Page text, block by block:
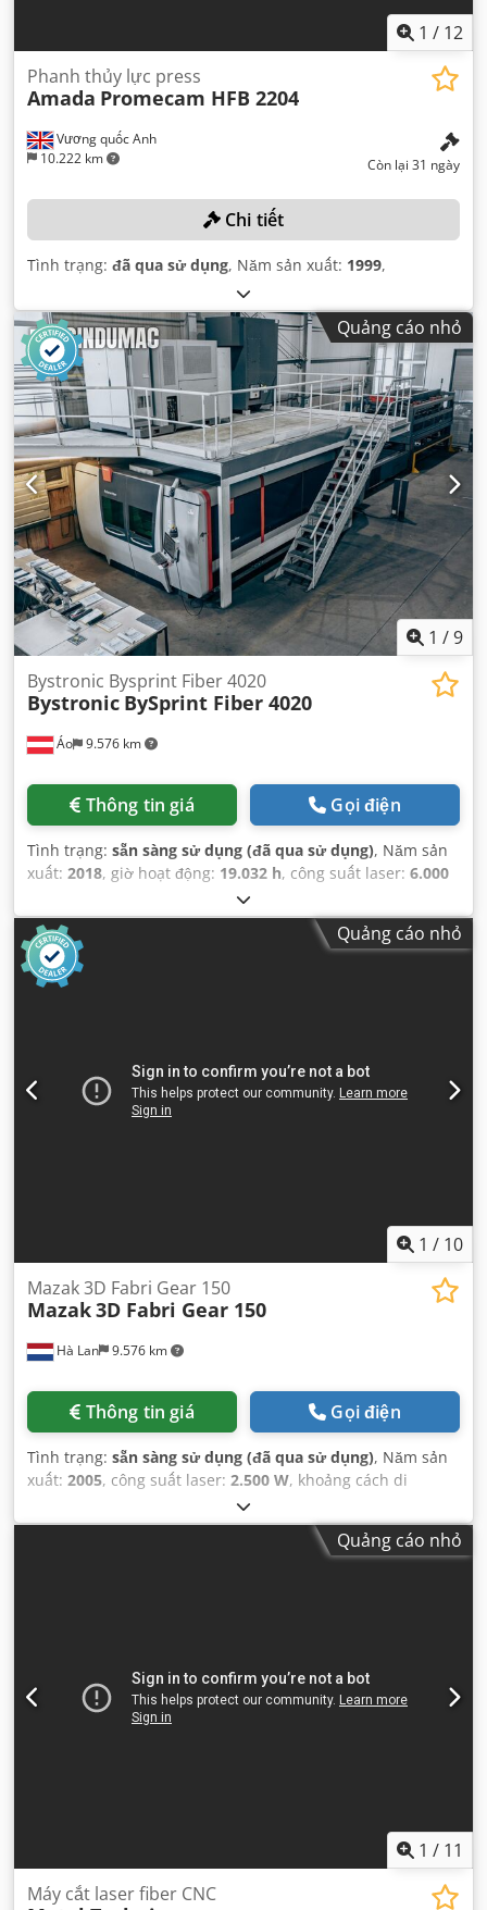
1 / 12
Vương quốc Anh
10.222 km
Phanh thủy lực press
Amada Promecam HFB 2204
Còn lại 31 ngày
Chi tiết
Tình trạng: đã qua sử dụng, Năm sản xuất: 1999,
Quảng cáo nhỏ
1 /9
Áo 9.576 km
Bystronic Bysprint Fiber 4020
Bystronic BySprint Fiber 4020
Thông tin giá Gọi điện
Tình trạng: sẵn sàng sử dụng (đã qua sử dụng), Năm sản
xuất: 2018, giờ hoạt động: 19.032 h, công suất laser: 6.000
, khoảng cách di chuyển trục X:
di chuyển trục Y:2.000 mm, số lượng trục:3,
Quảng cáo nhỏ
1 / 10
Hà Lan 9.576 km
Mazak 3D Fabri Gear 150
Mazak3D Fabri Gear 150
Thông tin giá Gọi điện
Tình trạng: sẵn sàng sử dụng (đã qua sử dụng), Năm sản
xuất: 2005, công suất laser: 2.500 W, khoảng cách di
, khoảng cách di chuyển trục Y:
1.270 mm, khoảng cách di chuyển trục Z:375 mm, số
Quảng cáo nhỏ
1 / 11
Máy cắt laser fiber CNC